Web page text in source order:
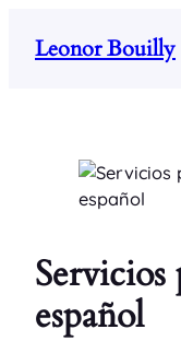
Leonor Bouilly
Servicios
español